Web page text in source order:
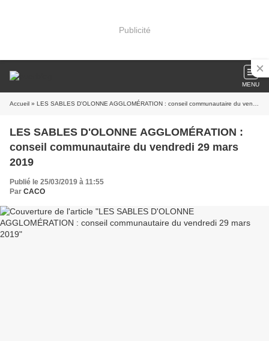
Publicité
MENU
Accueil » LES SABLES D'OLONNE AGGLOMÉRATION : conseil communautaire du vendredi 29 mars 2019
LES SABLES D'OLONNE AGGLOMÉRATION :
conseil communautaire du vendredi 29 mars
2019
Publié le 25/03/2019 à 11:55
Par CACO